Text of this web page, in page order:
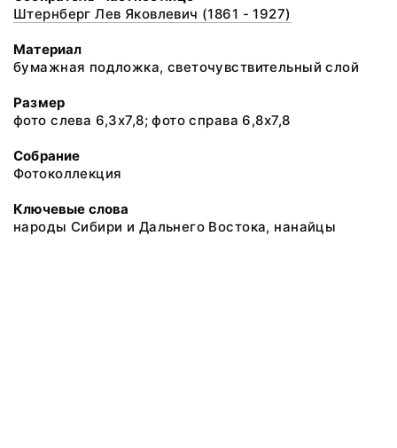
Штернберг Лев Яковлевич (1861 - 1927)
Материал
бумажная подложка, светочувствительный слой
Размер
фото слева 6,3х7,8; фото справа 6,8х7,8
Собрание
Фотоколлекция
Ключевые слова
народы Сибири и Дальнего Востока, нанайцы